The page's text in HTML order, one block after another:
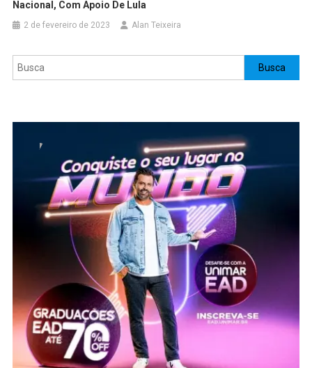
Nacional, Com Apoio De Lula
2 de fevereiro de 2023 Alan Teixeira
Pesquisar Busca